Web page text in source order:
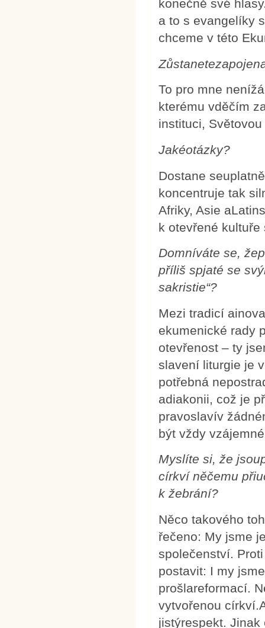
konečně své
a to s evangelíky
chceme v této
To pro mne
kterému vděčím
instituci,
Jakéotázky?
Dostane
koncentruje tak
Afriky, Asie
k otevřené kultuře
Domníváte se,
příliš spjaté se
sakristie“?
Mezi tradicí
ekumenické rady
otevřenost – ty
slavení liturgie je
potřebná
adiakonii, což je
pravoslavív
být vždy
Myslíte si, že
církví něčemu
k žebrání?
Něco takového
řečeno: My jsme
společenství.
postavit: I my
prošlareformací.
vytvořenou
jistýrespekt.